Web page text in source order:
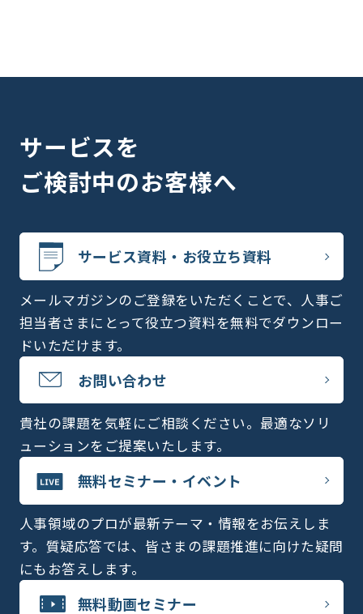
サービスを
ご検討中のお客様へ
サービス資料・お役立ち資料
メールマガジンのご登録をいただくことで、人事ご
担当者さまにとって役立つ資料を無料でダウンロー
ドいただけます。
お問い合わせ
貴社の課題を気軽にご相談ください。最適なソリ
ューションをご提案いたします。
無料セミナー・イベント
人事領域のプロが最新テーマ・情報をお伝えしま
す。質疑応答では、皆さまの課題推進に向けた疑問
にもお答えします。
無料動画セミナー